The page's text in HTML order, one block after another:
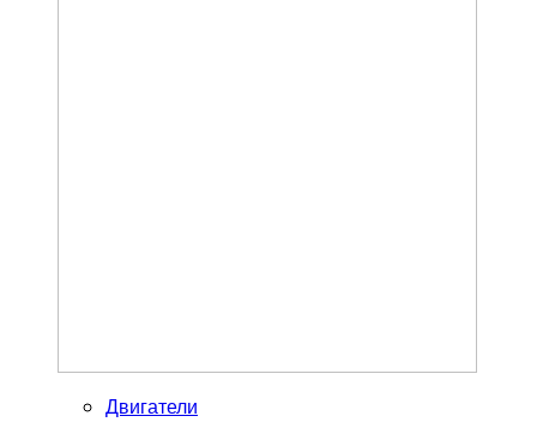
Двигатели